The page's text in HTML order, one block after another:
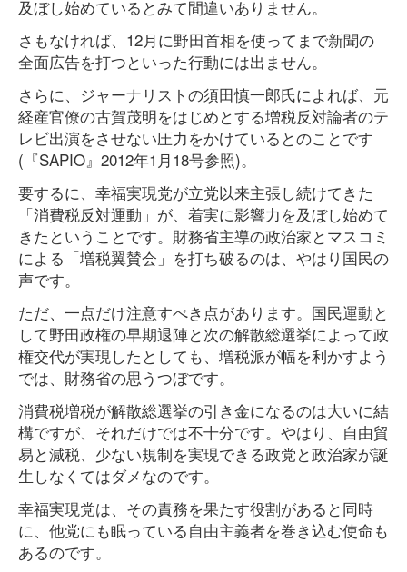
及ぼし始めているとみて間違いありません。
さもなければ、12月に野田首相を使ってまで新聞の
全面広告を打つといった行動には出ません。
さらに、ジャーナリストの須田慎一郎氏によれば、元
経産官僚の古賀茂明をはじめとする増税反対論者のテ
レビ出演をさせない圧力をかけているとのことです
(『SAPIO』2012年1月18号参照)。
要するに、幸福実現党が立党以来主張し続けてきた
「消費税反対運動」が、着実に影響力を及ぼし始めて
きたということです。財務省主導の政治家とマスコミ
による「増税翼賛会」を打ち破るのは、やはり国民の
声です。
ただ、一点だけ注意すべき点があります。国民運動と
して野田政権の早期退陣と次の解散総選挙によって政
権交代が実現したとしても、増税派が幅を利かすよう
では、財務省の思うつぼです。
消費税増税が解散総選挙の引き金になるのは大いに結
構ですが、それだけでは不十分です。やはり、自由貿
易と減税、少ない規制を実現できる政党と政治家が誕
生しなくてはダメなのです。
幸福実現党は、その責務を果たす役割があると同時
に、他党にも眠っている自由主義者を巻き込む使命も
あるのです。